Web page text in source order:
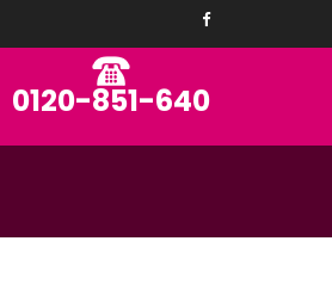
0120-851-640